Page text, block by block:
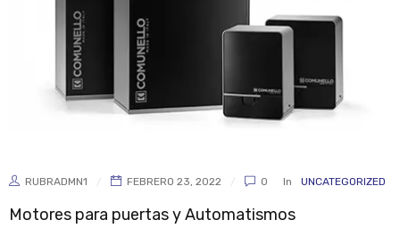
RUBRADMN1 FEBRERO 23, 2022 0 In UNCATEGORIZED
Motores para puertas y Automatismos